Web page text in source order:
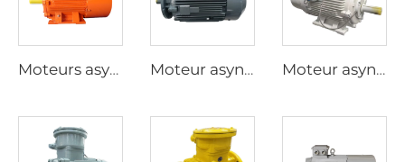
Moteurs asynchrones triphasés antidéflagrants de la série YBK3 pour mines de charbon souterraines Moteur asynchrone triphasé antidéflagrant à basse tension de la série YBX5, à efficacité ultra-élevée Moteur asynchrone triphasé antidéflagrant à fréquence variable et régulation de vitesse de la série YBBP